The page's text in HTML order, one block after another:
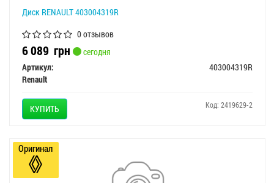
Диск RENAULT 403004319R
0 отзывов
6 089 грн
сегодня
Артикул:
403004319R
Renault
КУПИТЬ Код: 2419629-2
Оригинал